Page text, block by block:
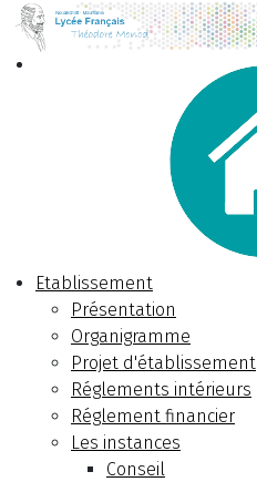
Etablissement
Présentation
Organigramme
Projet d'établissement
Réglements intérieurs
Réglement financier
Les instances
Conseil